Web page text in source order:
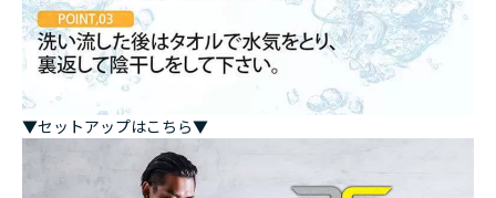
▼セットアップはこちら▼